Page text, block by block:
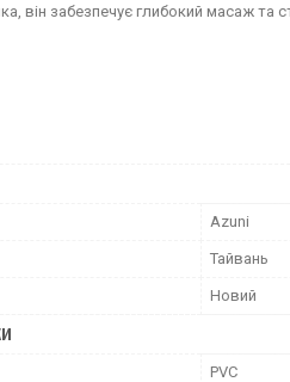
він забезпечує глибокий масаж
Azuni
Тайвань
Новий
PVC